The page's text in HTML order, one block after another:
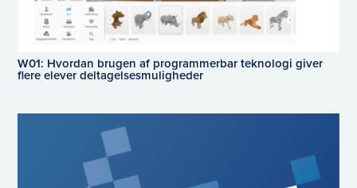
W01: Hvordan brugen af programmerbar teknologi giver
flere elever deltagelsesmuligheder